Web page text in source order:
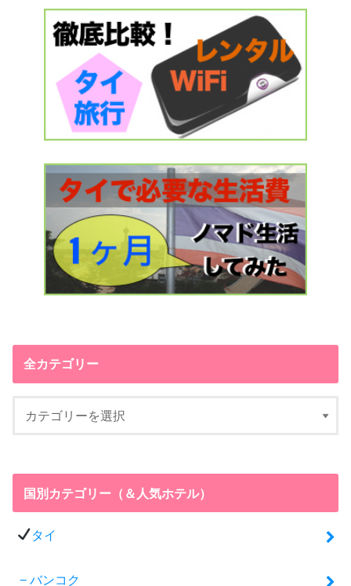
全カテゴリー
国別カテゴリー（＆人気ホテル）
タイ
バンコク